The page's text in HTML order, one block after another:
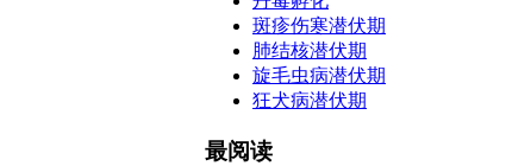
斑疹伤寒潜伏期
肺结核潜伏期
旋毛虫病潜伏期
狂犬病潜伏期
最阅读